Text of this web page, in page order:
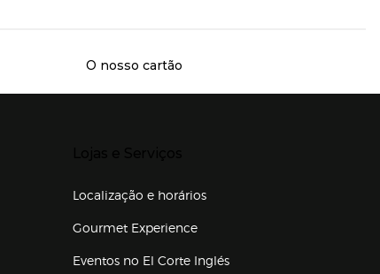
O nosso cartão
Localização e horários
Gourmet Experience
Eventos no El Corte Inglés